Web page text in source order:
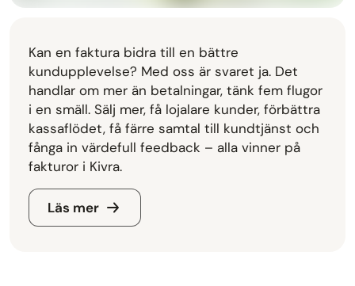
Kan en faktura bidra till en bättre
kundupplevelse? Med oss är svaret ja. Det
handlar om mer än betalningar, tänk fem flugor
i en smäll. Sälj mer, få lojalare kunder, förbättra
kassaflödet, få färre samtal till kundtjänst och
fånga in värdefull feedback – alla vinner på
fakturor i Kivra.
Läs mer